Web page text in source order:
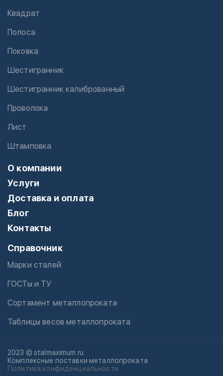
Квадрат
Полоса
Поковка
Шестигранник
Шестигранник калиброванный
Проволока
Лист
Штамповка
О компании
Услуги
Доставка и оплата
Блог
Контакты
Справочник
Марки сталей
ГОСТы и ТУ
Сортамент металлопроката
Таблицы весов металлопроката
2023 © stalmaximum.ru
Комплексные поставки металлопроката
Политика конфиденциальности